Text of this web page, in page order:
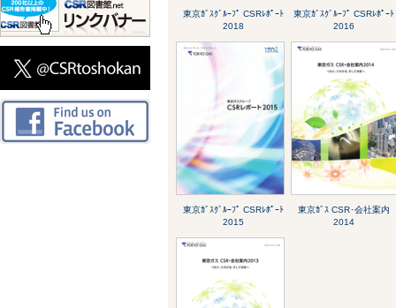
東京ｶﾞｽｸﾞﾙｰﾌﾟ CSRﾚﾎﾟｰﾄ
2018
東京ｶﾞｽｸﾞﾙｰﾌﾟ CSRﾚﾎﾟｰﾄ
2016
東京ｶﾞｽｸﾞﾙｰﾌﾟ CSRﾚﾎﾟｰﾄ
2015
東京ｶﾞｽ CSR･会社案内
2014